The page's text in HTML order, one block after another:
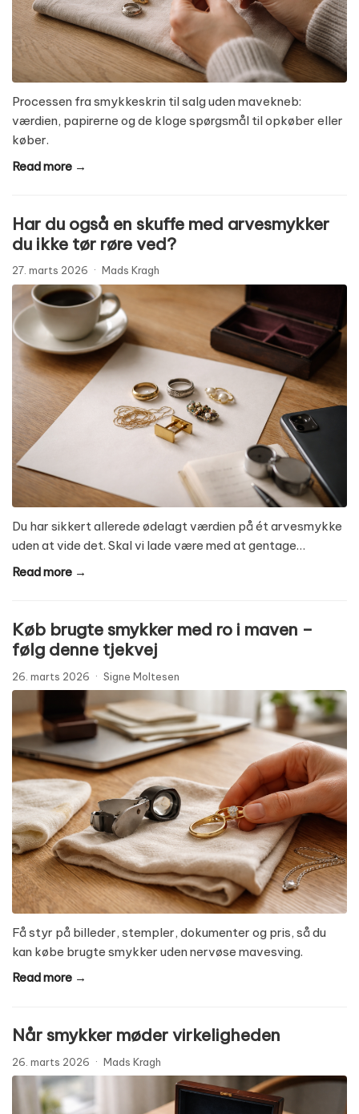
Processen fra smykkeskrin til salg uden mavekneb:
værdien, papirerne og de kloge spørgsmål til opkøber eller
køber.
Read more →
Har du også en skuffe med arvesmykker
du ikke tør røre ved?
27. marts 2026 · Mads Kragh
Du har sikkert allerede ødelagt værdien på ét arvesmykke
uden at vide det. Skal vi lade være med at gentage…
Read more →
Køb brugte smykker med ro i maven –
følg denne tjekvej
26. marts 2026 · Signe Moltesen
Få styr på billeder, stempler, dokumenter og pris, så du
kan købe brugte smykker uden nervøse mavesving.
Read more →
Når smykker møder virkeligheden
26. marts 2026 · Mads Kragh